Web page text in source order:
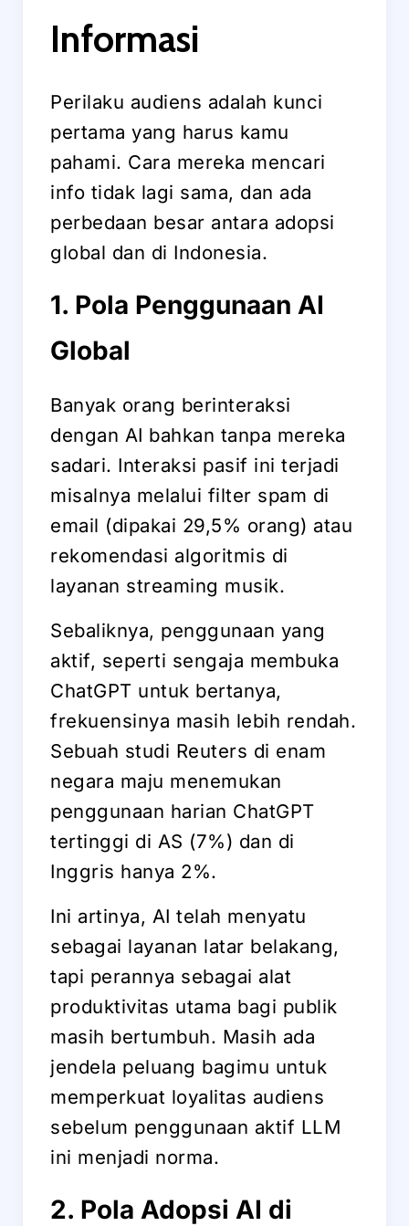
Informasi
Perilaku audiens adalah kunci
pertama yang harus kamu
pahami. Cara mereka mencari
info tidak lagi sama, dan ada
perbedaan besar antara adopsi
global dan di Indonesia.
1. Pola Penggunaan AI
Global
Banyak orang berinteraksi
dengan AI bahkan tanpa mereka
sadari. Interaksi pasif ini terjadi
misalnya melalui filter spam di
email (dipakai 29,5% orang) atau
rekomendasi algoritmis di
layanan streaming musik.
Sebaliknya, penggunaan yang
aktif, seperti sengaja membuka
ChatGPT untuk bertanya,
frekuensinya masih lebih rendah.
Sebuah studi Reuters di enam
negara maju menemukan
penggunaan harian ChatGPT
tertinggi di AS (7%) dan di
Inggris hanya 2%.
Ini artinya, AI telah menyatu
sebagai layanan latar belakang,
tapi perannya sebagai alat
produktivitas utama bagi publik
masih bertumbuh. Masih ada
jendela peluang bagimu untuk
memperkuat loyalitas audiens
sebelum penggunaan aktif LLM
ini menjadi norma.
2. Pola Adopsi AI di